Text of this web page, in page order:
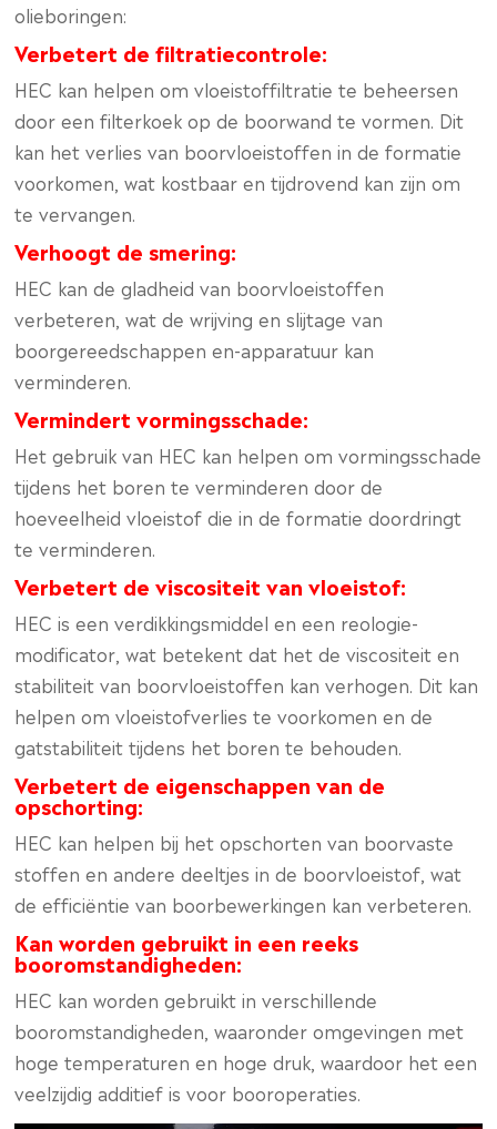
olieboringen:
Verbetert de filtratiecontrole:
HEC kan helpen om vloeistoffiltratie te beheersen
door een filterkoek op de boorwand te vormen. Dit
kan het verlies van boorvloeistoffen in de formatie
voorkomen, wat kostbaar en tijdrovend kan zijn om
te vervangen.
Verhoogt de smering:
HEC kan de gladheid van boorvloeistoffen
verbeteren, wat de wrijving en slijtage van
boorgereedschappen en-apparatuur kan
verminderen.
Vermindert vormingsschade:
Het gebruik van HEC kan helpen om vormingsschade
tijdens het boren te verminderen door de
hoeveelheid vloeistof die in de formatie doordringt
te verminderen.
Verbetert de viscositeit van vloeistof:
HEC is een verdikkingsmiddel en een reologie-
modificator, wat betekent dat het de viscositeit en
stabiliteit van boorvloeistoffen kan verhogen. Dit kan
helpen om vloeistofverlies te voorkomen en de
gatstabiliteit tijdens het boren te behouden.
Verbetert de eigenschappen van de
opschorting:
HEC kan helpen bij het opschorten van boorvaste
stoffen en andere deeltjes in de boorvloeistof, wat
de efficiëntie van boorbewerkingen kan verbeteren.
Kan worden gebruikt in een reeks
booromstandigheden:
HEC kan worden gebruikt in verschillende
booromstandigheden, waaronder omgevingen met
hoge temperaturen en hoge druk, waardoor het een
veelzijdig additief is voor booroperaties.